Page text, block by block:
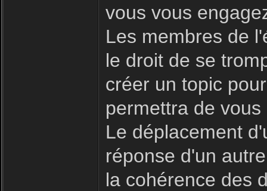
vous vous
Les membres de
le droit de se
créer un topic
permettra de
Le déplacement
réponse d'un
la cohérence des